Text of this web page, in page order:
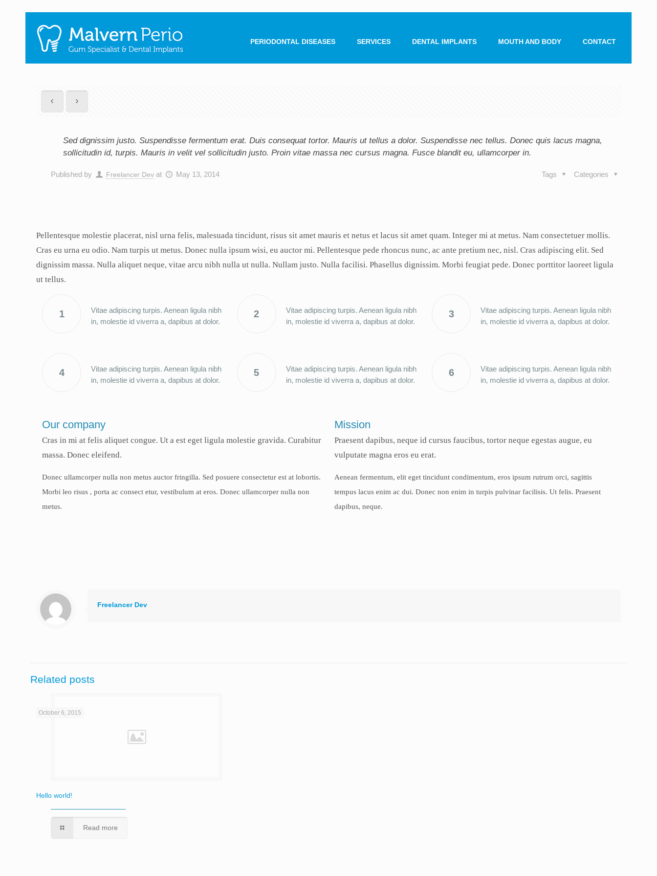
PERIODONTAL DISEASES SERVICES DENTAL IMPLANTS MOUTH AND BODY CONTACT
Sed dignissim justo. Suspendisse fermentum erat. Duis consequat tortor. Mauris ut tellus a dolor. Suspendisse nec tellus. Donec quis lacus magna,
sollicitudin id, turpis. Mauris in velit vel sollicitudin justo. Proin vitae massa nec cursus magna. Fusce blandit eu, ullamcorper in.
Published by Freelancer Dev at May 13, 2014 Categories
Tags
Pellentesque molestie placerat, nisl urna felis, malesuada tincidunt, risus sit amet mauris et netus et lacus sit amet quam. Integer mi at metus. Nam consectetuer mollis.
Cras eu urna eu odio. Nam turpis ut metus. Donec nulla ipsum wisi, eu auctor mi. Pellentesque pede rhoncus nunc, ac ante pretium nec, nisl. Cras adipiscing elit. Sed
dignissim massa. Nulla aliquet neque, vitae arcu nibh nulla ut nulla. Nullam justo. Nulla facilisi. Phasellus dignissim. Morbi feugiat pede. Donec porttitor laoreet ligula
ut tellus.
1
Vitae adipiscing turpis. Aenean ligula nibh
in, molestie id viverra a, dapibus at dolor.
2
Vitae adipiscing turpis. Aenean ligula nibh
in, molestie id viverra a, dapibus at dolor.
3
Vitae adipiscing turpis. Aenean ligula nibh
in, molestie id viverra a, dapibus at dolor.
4
Vitae adipiscing turpis. Aenean ligula nibh
in, molestie id viverra a, dapibus at dolor.
5
Vitae adipiscing turpis. Aenean ligula nibh
in, molestie id viverra a, dapibus at dolor.
6
Vitae adipiscing turpis. Aenean ligula nibh
in, molestie id viverra a, dapibus at dolor.
Our company
Cras in mi at felis aliquet congue. Ut a est eget ligula molestie gravida. Curabitur
massa. Donec eleifend.
Donec ullamcorper nulla non metus auctor fringilla. Sed posuere consectetur est at lobortis.
Morbi leo risus , porta ac consect etur, vestibulum at eros. Donec ullamcorper nulla non
metus.
Mission
Praesent dapibus, neque id cursus faucibus, tortor neque egestas augue, eu
vulputate magna eros eu erat.
Aenean fermentum, elit eget tincidunt condimentum, eros ipsum rutrum orci, sagittis
tempus lacus enim ac dui. Donec non enim in turpis pulvinar facilisis. Ut felis. Praesent
dapibus, neque.
Freelancer Dev
Related posts
October 6, 2015
Hello world!
Read more